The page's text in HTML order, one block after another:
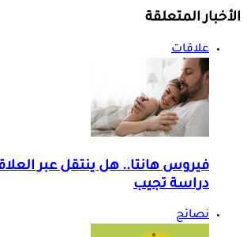
الأخبار المتعلقة
علاقات
فيروس هانتا.. هل ينتقل عبر
دراسة تجيب
نصائح